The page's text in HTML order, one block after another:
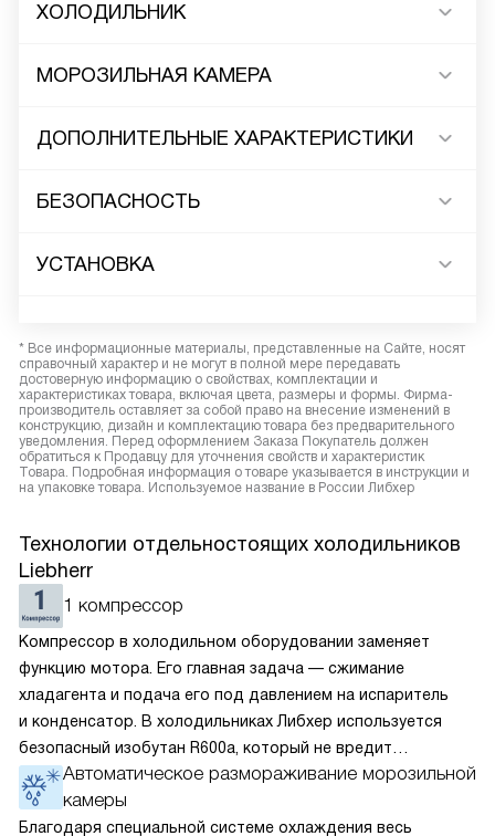
ХОЛОДИЛЬНИК
МОРОЗИЛЬНАЯ КАМЕРА
ДОПОЛНИТЕЛЬНЫЕ ХАРАКТЕРИСТИКИ
БЕЗОПАСНОСТЬ
УСТАНОВКА
* Все информационные материалы, представленные на Сайте, носят
справочный характер и не могут в полной мере передавать
достоверную информацию о свойствах, комплектации и
характеристиках товара, включая цвета, размеры и формы. Фирма-
производитель оставляет за собой право на внесение изменений в
конструкцию, дизайн и комплектацию товара без предварительного
уведомления. Перед оформлением Заказа Покупатель должен
обратиться к Продавцу для уточнения свойств и характеристик
Товара. Подробная информация о товаре указывается в инструкции и
на упаковке товара. Используемое название в России Либхер
Технологии отдельностоящих холодильников
Liebherr
1 компрессор
Компрессор в холодильном оборудовании заменяет
функцию мотора. Его главная задача — сжимание
хладагента и подача его под давлением на испаритель
и конденсатор. В холодильниках Либхер используется
безопасный изобутан R600a, который не вредит
окружающей среде. Компрессор перегоняет его
по охладительному контуру по принципу насоса. Чем
лучше работает «мотор» прибора, тем качественнее
Автоматическое размораживание морозильной
камеры
Благодаря специальной системе охлаждения весь